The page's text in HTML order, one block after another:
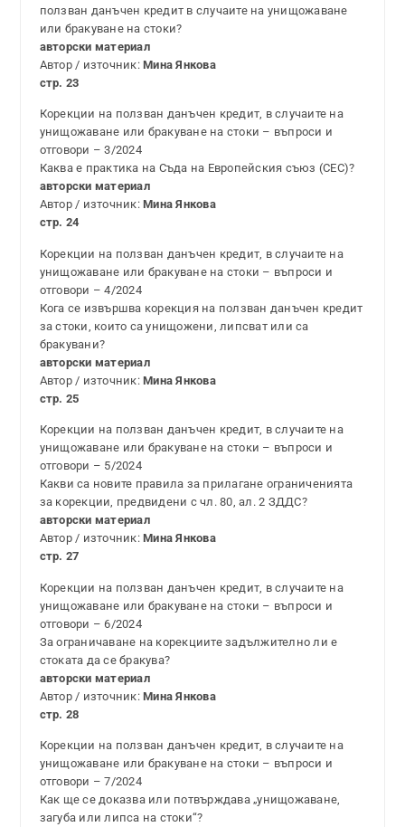
ползван данъчен кредит в случаите на унищожаване
или бракуване на стоки?
авторски материал
Автор / източник:Мина Янкова
стр. 23
Корекции на ползван данъчен кредит, в случаите на
унищожаване или бракуване на стоки – въпроси и
отговори – 3/2024
Каква е практика на Съда на Европейския съюз (СЕС)?
авторски материал
Автор / източник:Мина Янкова
стр. 24
Корекции на ползван данъчен кредит, в случаите на
унищожаване или бракуване на стоки – въпроси и
отговори – 4/2024
Кога се извършва корекция на ползван данъчен кредит
за стоки, които са унищожени, липсват или са
бракувани?
авторски материал
Автор / източник:Мина Янкова
стр. 25
Корекции на ползван данъчен кредит, в случаите на
унищожаване или бракуване на стоки – въпроси и
отговори – 5/2024
Какви са новите правила за прилагане ограниченията
за корекции, предвидени с чл. 80, ал. 2 ЗДДС?
авторски материал
Автор / източник:Мина Янкова
стр. 27
Корекции на ползван данъчен кредит, в случаите на
унищожаване или бракуване на стоки – въпроси и
отговори – 6/2024
За ограничаване на корекциите задължително ли е
стоката да се бракува?
авторски материал
Автор / източник:Мина Янкова
стр. 28
Корекции на ползван данъчен кредит, в случаите на
унищожаване или бракуване на стоки – въпроси и
отговори – 7/2024
Как ще се доказва или потвърждава „унищожаване,
загуба или липса на стоки“?